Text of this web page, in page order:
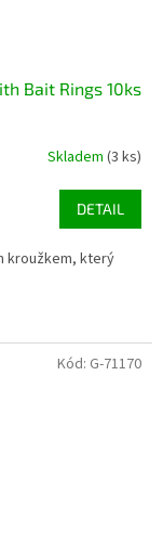
Bait Rings 10ks
Skladem (3 ks)
DETAIL
kroužkem, který
Kód: G-71170